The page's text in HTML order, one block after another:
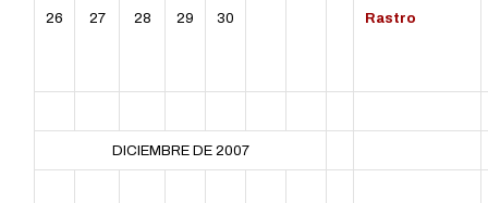
26 27 28 29 30 Rastro
DICIEMBRE DE 2007